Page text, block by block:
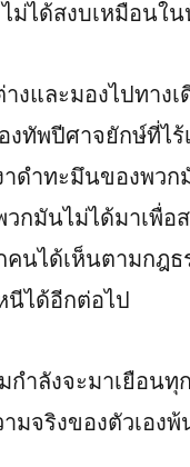
ม่ได้สงบเหมือนใ
งและมองไปทาง
งทัพปีศาจยักษ์ที่ไ
งาดำทะมึนของพ
กมันไม่ได้มาเพื่อ
คนได้เห็นตามกฎ
ได้อีกต่อไป
กำลังจะมาเยือนทุ
มจริงของตัวเองพ้